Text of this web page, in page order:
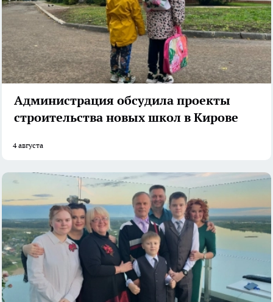
Администрация обсудила проекты
строительства новых школ в Кирове
4 августа